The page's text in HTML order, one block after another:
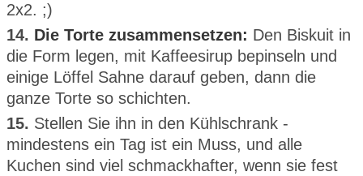
2x2. ;)
14. Die Torte zusammensetzen: Den Biskuit in
die Form legen, mit Kaffeesirup bepinseln und
einige Löffel Sahne darauf geben, dann die
ganze Torte so schichten.
15. Stellen Sie ihn in den Kühlschrank -
mindestens ein Tag ist ein Muss, und alle
Kuchen sind viel schmackhafter, wenn sie fest